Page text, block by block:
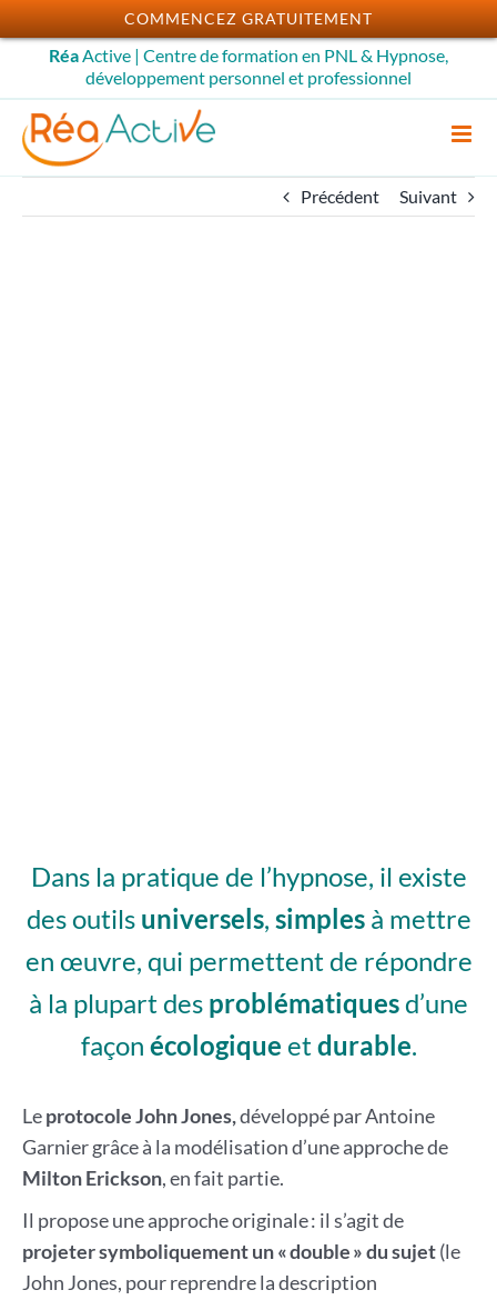
Passer
au
contenu
RéaActive | Centre de formation en PNL & Hypnose,
développement personnel et professionnel
Précédent Suivant
Dans la pratique de l’hypnose, il existe
des outils universels, simplesà mettre
en œuvre, qui permettent de répondre
à la plupart des problématiquesd’une
façon écologique etdurable.
Leprotocole John Jones,développé par Antoine
Garnier grâce à la modélisation d’une approche de
Milton Erickson, en fait partie.
Il propose une approche originale : il s’agit de
projeter symboliquement un « double » du sujet(le
John Jones, pour reprendre la description
COMMENCEZ GRATUITEMENT